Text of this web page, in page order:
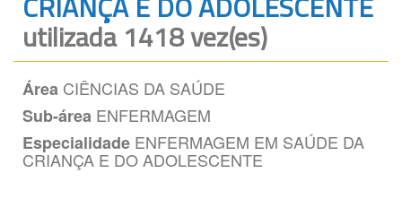
Canais
utilizada 1418 vez(es)
Área CIÊNCIAS DA SAÚDE
Sub-área ENFERMAGEM
Especialidade ENFERMAGEM EM SAÚDE DA
CRIANÇA E DO ADOLESCENTE